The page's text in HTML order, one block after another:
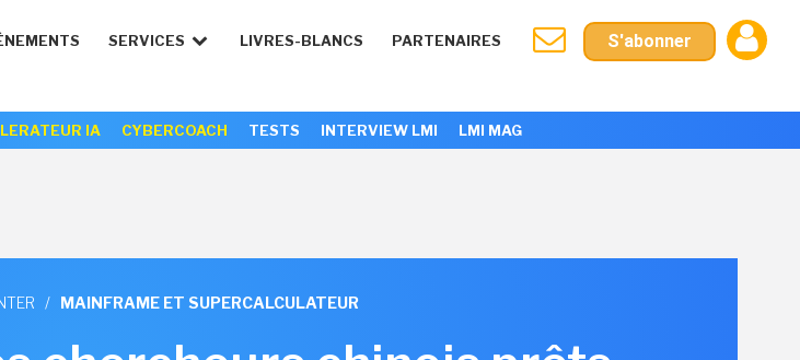
SERVICES LIVRES-BLANCS PARTENAIRES S'abonner
IA CYBERCOACH TESTS INTERVIEW LMI LMI MAG
/ MAINFRAME ET SUPERCALCULATEUR